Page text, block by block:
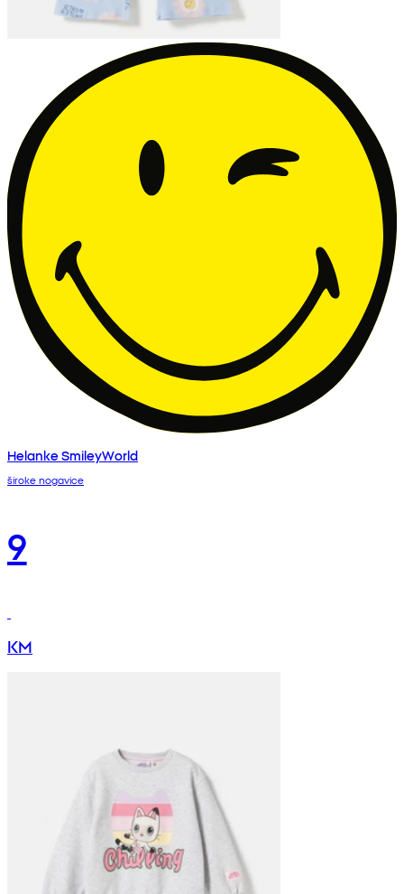
Helanke SmileyWorld
široke nogavice
9
KM